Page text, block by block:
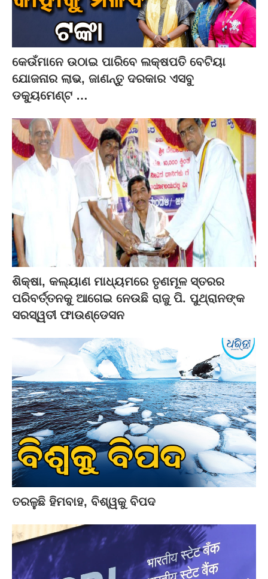
କେଉଁମାନେ ଉଠାଇ ପାରିବେ ଲକ୍ଷପତି ବେଟିୟା
ଯୋଜନାର ଲାଭ, ଜାଣନ୍ତୁ ଦରକାର ଏସବୁ
ଡକ୍ୟୁମେଣ୍ଟ …
ଶିକ୍ଷା, କଲ୍ୟାଣ ମାଧ୍ୟମରେ ତୃଣମୂଳ ସ୍ତରର
ପରିବର୍ତ୍ତନକୁ ଆଗେଇ ନେଉଛି ରାଜୁ ପି. ପୁଥ୍ରାନଙ୍କ
ସରସ୍ୱତୀ ଫାଉଣ୍ଡେସନ
ତରଳୁଛି ହିମବାହ, ବିଶ୍ୱକୁ ବିପଦ